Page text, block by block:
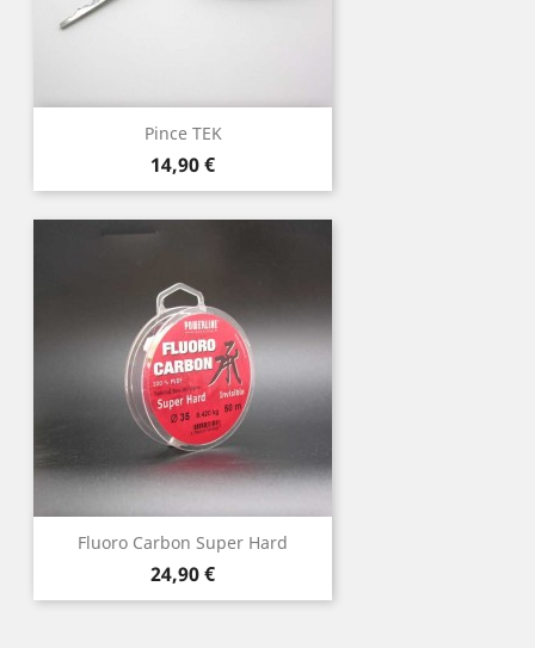
Pince TEK
Prix
14,90 €
Fluoro Carbon Super Hard
Prix
24,90 €